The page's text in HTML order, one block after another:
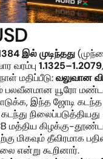
இல் முடிந்தது
வரம்பு 1.1325–1.2079
மதிப்பீடு:வலுவான
பலவீனமான யூரோ
இந்த ஜோடி
மத்திய கிழக்கு-
மிகவும் தீவிரமாக
என்று கூறினார்.